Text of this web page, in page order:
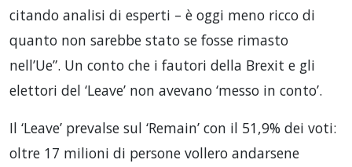
citando analisi di esperti – è oggi meno ricco di
quanto non sarebbe stato se fosse rimasto
nell’Ue”. Un conto che i fautori della Brexit e gli
elettori del ‘Leave’ non avevano ‘messo in conto’.
Il ‘Leave’ prevalse sul ‘Remain’ con il 51,9% dei voti:
oltre 17 milioni di persone vollero andarsene